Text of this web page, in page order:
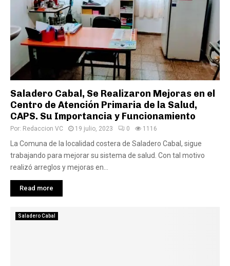
Saladero Cabal, Se Realizaron Mejoras en el
Centro de Atención Primaria de la Salud,
CAPS. Su Importancia y Funcionamiento
Por: Redaccion VC 19 julio, 2023 0 1116
La Comuna de la localidad costera de Saladero Cabal, sigue
trabajando para mejorar su sistema de salud. Con tal motivo
realizó arreglos y mejoras en...
Read more
Saladero Cabal